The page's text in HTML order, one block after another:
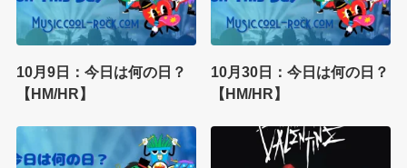
10月9日：今日は何の日？
【HM/HR】
10月30日：今日は何の日？
【HM/HR】